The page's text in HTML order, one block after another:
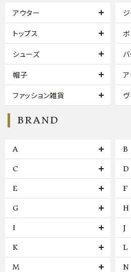
アウター
トップス
シューズ
帽子
ファッション雑貨
BRAND
A B
C D
E F
G H
I J
K L
M N